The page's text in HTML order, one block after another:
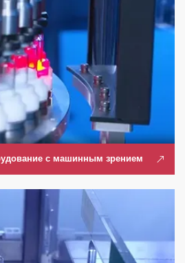
с машинным зрением